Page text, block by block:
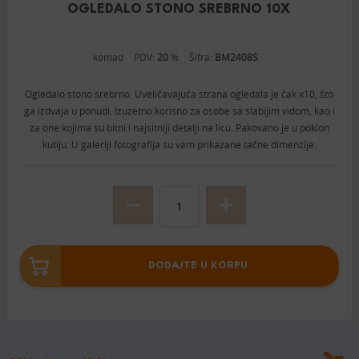
OGLEDALO STONO SREBRNO 10X
komad PDV: 20% Šifra: BM2408S
Ogledalo stono srebrno. Uveličavajuća strana ogledala je čak x10, što
ga izdvaja u ponudi. Izuzetno korisno za osobe sa slabijim vidom, kao i
za one kojima su bitni i najsitniji detalji na licu. Pakovano je u poklon
kutiju. U galeriji fotografija su vam prikazane tačne dimenzije.
DODAJTE U KORPU